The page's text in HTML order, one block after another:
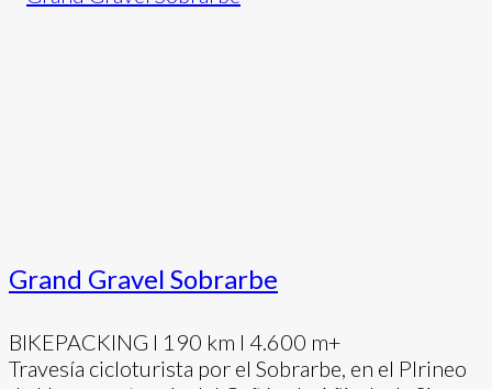
Grand Gravel Sobrarbe
BIKEPACKING I 190 km I 4.600 m+
Travesía cicloturista por el Sobrarbe, en el PIrineo